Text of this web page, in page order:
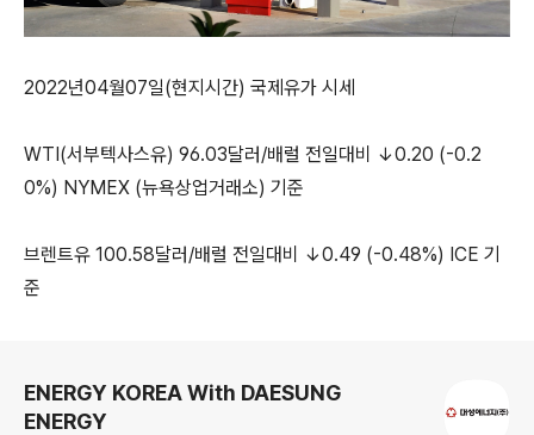
2022년04월07일(현지시간) 국제유가 시세
WTI(서부텍사스유) 96.03달러/배럴 전일대비 ↓0.20 (-0.2
0%) NYMEX (뉴욕상업거래소) 기준
브렌트유 100.58달러/배럴 전일대비 ↓0.49 (-0.48%) ICE 기
준
ENERGY KOREA With DAESUNG
ENERGY